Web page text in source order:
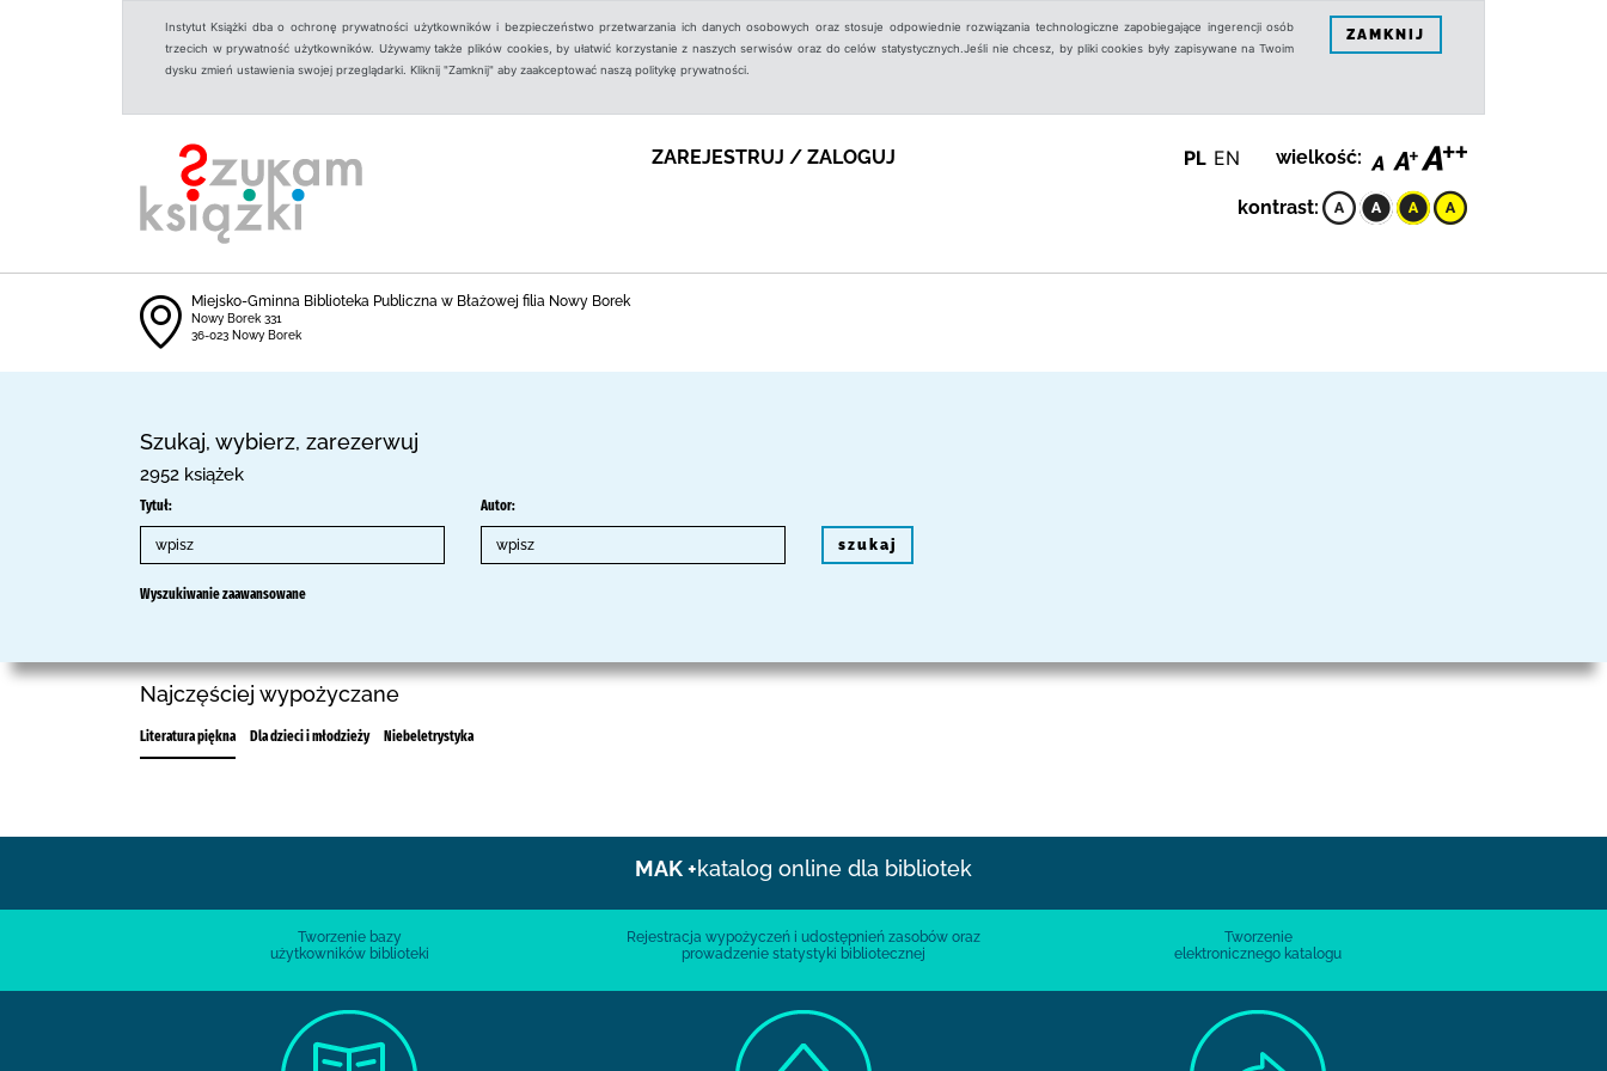
Instytut Książki dba o ochronę prywatności użytkowników i bezpieczeństwo przetwarzania ich danych osobowych oraz stosuje odpowiednie rozwiązania technologiczne zapobiegające ingerencji osób
trzecich w prywatność użytkowników. Używamy także plików cookies, by ułatwić korzystanie z naszych serwisów oraz do celów statystycznych.Jeśli nie chcesz, by pliki cookies były zapisywane na Twoim
dysku zmień ustawienia swojej przeglądarki. Kliknij "Zamknij" aby zaakceptować naszą politykę prywatności.
ZAMKNIJ
ZAREJESTRUJ / ZALOGUJ PL EN wielkość:
kontrast:
Miejsko-Gminna Biblioteka Publiczna w Błażowej filia Nowy Borek
Nowy Borek 331
36-023 Nowy Borek
Szukaj, wybierz, zarezerwuj
2952 książek
Tytuł: Autor:
szukaj
Wyszukiwanie zaawansowane
Najczęściej wypożyczane
Literatura piękna Dla dzieci i młodzieży Niebeletrystyka
MAK +katalog online dla bibliotek
Tworzenie bazy
użytkowników biblioteki
Rejestracja wypożyczeń i udostępnień zasobów oraz
prowadzenie statystyki bibliotecznej
Tworzenie
elektronicznego katalogu